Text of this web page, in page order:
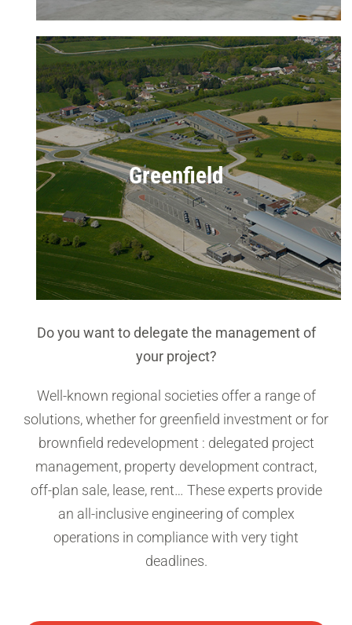
Greenfield
Do you want to delegate the management of
your project?
Well-known regional societies offer a range of
solutions, whether for greenfield investment or for
brownfield redevelopment : delegated project
management, property development contract,
off-plan sale, lease, rent… These experts provide
an all-inclusive engineering of complex
operations in compliance with very tight
deadlines.